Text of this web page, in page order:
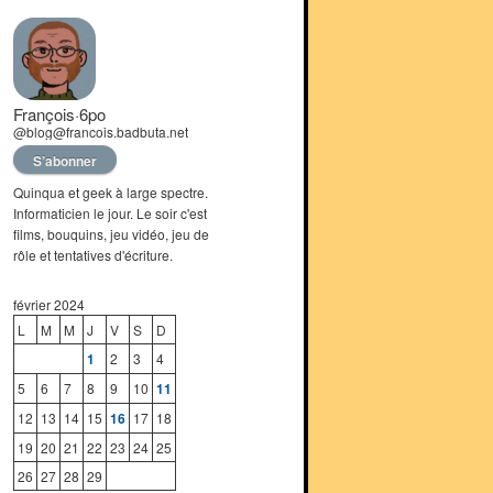
François·6po
@blog@francois.badbuta.net
S’abonner
Quinqua et geek à large spectre.
Informaticien le jour. Le soir c'est
films, bouquins, jeu vidéo, jeu de
rôle et tentatives d'écriture.
février 2024
L
M M J V S D
1 2 3
4
5
6 7 8 9 10 11
12 13 14 15 16 17 18
19 20 21 22 23 24 25
26 27 28 29